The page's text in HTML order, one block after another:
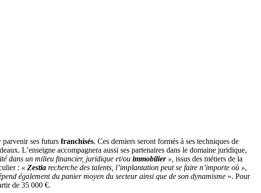
parvenir ses futurs franchisés. Ces derniers seront formés à ses techniques de
L’enseigne accompagnera aussi ses partenaires dans le domaine juridique,
dans un milieu financier, juridique et/ou immobilier », issus des métiers de la
: « Zestia recherche des talents, l’implantation peut se faire n’importe où »,
également du panier moyen du secteur ainsi que de son dynamisme ». Pour
de 35 000 €.